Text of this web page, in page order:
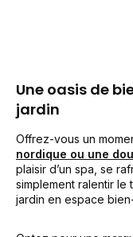
Une oasis de
jardin
Offrez-vous un
nordique ou une
plaisir d’un spa, se
simplement ralentir
jardin en espace